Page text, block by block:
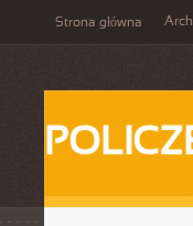
Strona główna